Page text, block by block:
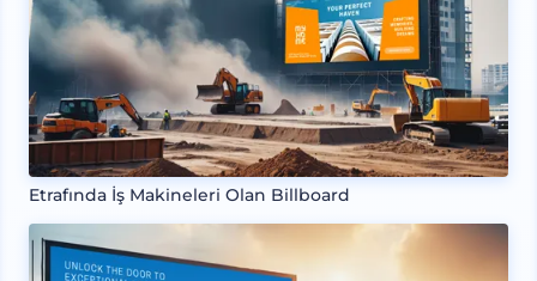
Etrafında İş Makineleri Olan Billboard